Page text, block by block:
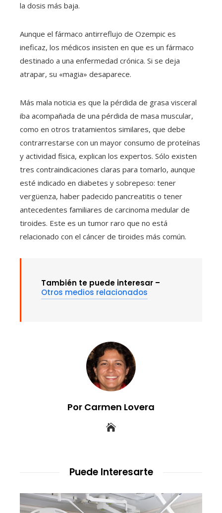
la dosis más baja.
Aunque el fármaco antirreflujo de Ozempic es
ineficaz, los médicos insisten en que es un fármaco
destinado a una enfermedad crónica. Si se deja
atrapar, su «magia» desaparece.
Más mala noticia es que la pérdida de grasa visceral
iba acompañada de una pérdida de masa muscular,
como en otros tratamientos similares, que debe
contrarrestarse con un mayor consumo de proteínas
y actividad física, explican los expertos. Sólo existen
tres contraindicaciones claras para tomarlo, aunque
esté indicado en diabetes y sobrepeso: tener
vergüenza, haber padecido pancreatitis o tener
antecedentes familiares de carcinoma medular de
tiroides. Este es un tumor raro que no está
relacionado con el cáncer de tiroides más común.
También te puede interesar –
Otros medios relacionados
Por Carmen Lovera
Puede Interesarte